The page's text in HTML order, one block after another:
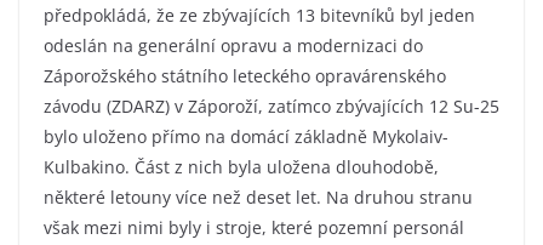
předpokládá, že ze zbývajících 13 bitevníků byl jeden
odeslán na generální opravu a modernizaci do
Záporožského státního leteckého opravárenského
závodu (ZDARZ) v Záporoží, zatímco zbývajících 12 Su-25
bylo uloženo přímo na domácí základně Mykolaiv-
Kulbakino. Část z nich byla uložena dlouhodobě,
některé letouny více než deset let. Na druhou stranu
však mezi nimi byly i stroje, které pozemní personál